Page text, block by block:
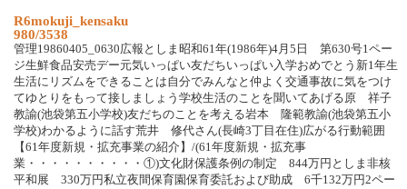
R6mokuji_kensaku
980/3538
管理19860405_0630広報としま昭和61年(1986年)4月5日 第630号1ペー
ジ生鮮食品安売デー元気いっぱい友だちいっぱい入学おめでとう新1年生
生活にリズムをできることは自分でみんなと仲よく交通事故に気をつけ
てゆとりをもって接しましょう学校生活のことを聞いてあげる原 祥子
教諭(池袋第五小学校)友だちのことを考える岩本 隆範教諭(池袋第五小
学校)わかるように話す荒井 修代さん(長崎3丁目在住)広がる行動範囲
【61年度新規・拡充事業の紹介】/(61年度新規・拡充事
業・・・・・・・・・・①)文化財保護条例の制定 844万円としま非核
平和展 330万円私立夜間保育園保育委託および助成 6千132万円2ペー